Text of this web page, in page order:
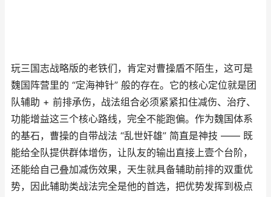
玩三国志战略版的老铁们，肯定对曹操盾不陌生，这可是
魏国阵营里的 “定海神针” 般的存在。它的核心定位就是团
队辅助 + 前排承伤，战法组合必须紧紧扣住减伤、治疗、
功能增益这三个核心路线，完全不能跑偏。作为魏国体系
的基石，曹操的自带战法 “乱世奸雄” 简直是神技 —— 既
能给全队提供群体增伤，让队友的输出直接上壹个台阶，
还能给自己叠加减伤效果，天生就具备辅助前排的双重优
势，因此辅助类战法完全是他的首选，把优势发挥到极点